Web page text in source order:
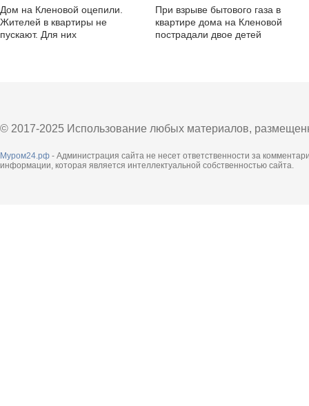
Дом на Кленовой оцепили.
Жителей в квартиры не
пускают. Для них
При взрыве бытового газа в
квартире дома на Кленовой
пострадали двое детей
© 2017-2025 Использование любых материалов,
Муром24.рф - Администрация сайта не несет ответственности за
информации, которая является интеллектуальной собственностью сайта.